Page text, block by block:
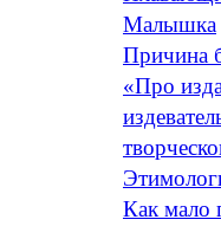
Малышка
Причина
«Про
Как мало